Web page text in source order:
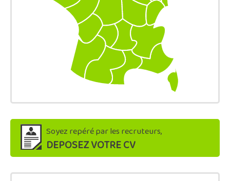
Soyez repéré par les recruteurs,
DEPOSEZ VOTRE CV